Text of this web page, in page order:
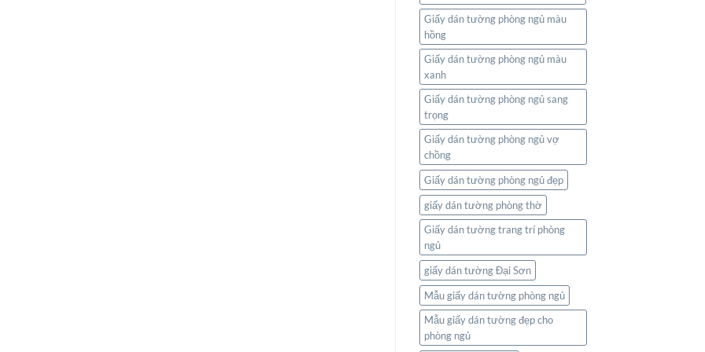
Giấy dán tường phòng ngủ màu
hồng
Giấy dán tường phòng ngủ màu
xanh
Giấy dán tường phòng ngủ sang
trọng
Giấy dán tường phòng ngủ vợ
chồng
Giấy dán tường phòng ngủ đẹp
giấy dán tường phòng thờ
Giấy dán tường trang trí phòng
ngủ
giấy dán tường Đại Sơn
Mẫu giấy dán tường phòng ngủ
Mẫu giấy dán tường đẹp cho
phòng ngủ